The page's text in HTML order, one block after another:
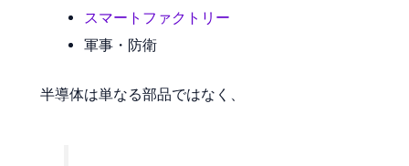
スマートファクトリー
軍事・防衛
半導体は単なる部品ではなく、